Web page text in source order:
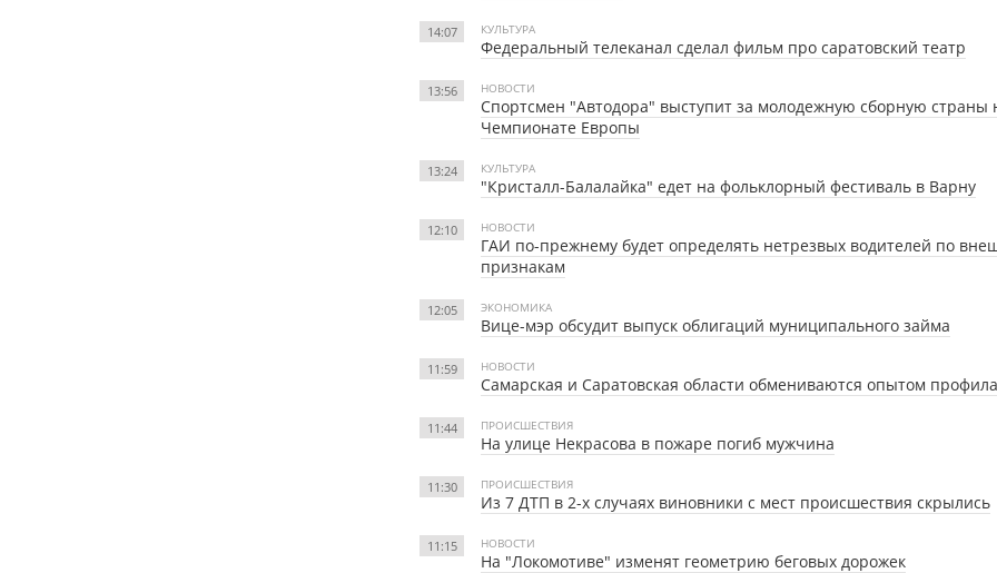
14:07 КУЛЬТУРА
Федеральный телеканал сделал фильм про саратовский театр
13:56 НОВОСТИ
Спортсмен "Автодора" выступит за молодежную сборную страны
Чемпионате Европы
13:24 КУЛЬТУРА
"Кристалл-Балалайка" едет на фольклорный фестиваль в Варну
12:10 НОВОСТИ
ГАИ по-прежнему будет определять нетрезвых водителей по
признакам
12:05 ЭКОНОМИКА
Вице-мэр обсудит выпуск облигаций муниципального займа
11:59 НОВОСТИ
Самарская и Саратовская области обмениваются опытом
11:44 ПРОИСШЕСТВИЯ
На улице Некрасова в пожаре погиб мужчина
11:30 ПРОИСШЕСТВИЯ
Из 7 ДТП в 2-х случаях виновники с мест происшествия скрылись
11:15 НОВОСТИ
На "Локомотиве" изменят геометрию беговых дорожек